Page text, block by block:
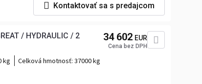
Kontaktovať sa s predajcom
/ HYDRAULIC / 2
kg Celková hmotnosť: 37000 kg
34 602 EUR
Cena bez DPH